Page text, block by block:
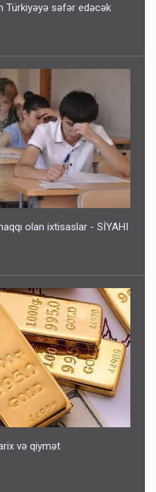
Türkiyəyə səfər edəcək
olan ixtisaslar - SİYAHI
və qiymət